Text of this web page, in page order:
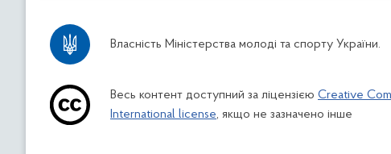
Власність Міністерства молоді та спорту України.
Весь контент доступний за ліцензією Creative
International license, якщо не зазначено інше